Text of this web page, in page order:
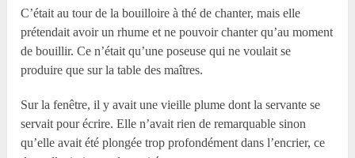
C’était au tour de la bouilloire à thé de chanter, mais elle
prétendait avoir un rhume et ne pouvoir chanter qu’au moment
de bouillir. Ce n’était qu’une poseuse qui ne voulait se
produire que sur la table des maîtres.
Sur la fenêtre, il y avait une vieille plume dont la servante se
servait pour écrire. Elle n’avait rien de remarquable sinon
qu’elle avait été plongée trop profondément dans l’encrier, ce